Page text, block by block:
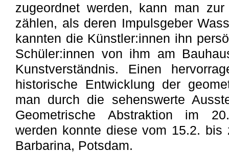
zugeordnet werden, kann man zur
zählen, als deren Impulsgeber
kannten die Künstler:innen ihn
Schüler:innen von ihm am
Kunstverständnis. Einen
historische Entwicklung der
man durch die sehenswerte
Geometrische Abstraktion im
werden konnte diese vom 15.2. bis
Barbarina, Potsdam.